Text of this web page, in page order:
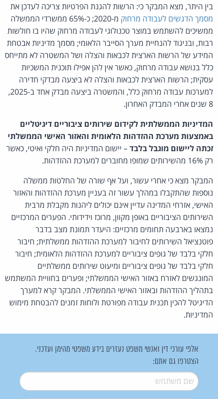
בין היתר, מצא המבקר כי: הרשות להגנת הפרטיות צריכה לעדכן את
מסמך הדגשים לעבודה מרחוק
מ-2020; כ-65% ממשרדי הממשלה
ממשיכים להשתמש במוצר טכנולוגי לעבודה מרחוק שהיו בו חולשות
רבות, ובניגוד להנחיית מערך הסייבר הלאומי; מסמך מדיניות אבטחת
המידע של הרשות הארצית לכבאות והצלה ושל המשטרה לא מתייחס
כלל בנושא עבודה מרחוק, כאשר אין להן אפילו תוכנית המשכיות
עסקית; הרשות הארצית לכבאות והצלה לא ביצעה מבדקי חדירה
למערכות עבודה מרחוק כלל, והמשטרה ביצעה מבדק אחד ב-2025,
8 שנים אחרי המבדק האחרון.
המדיניות הממשלתית לקידום שירותים ציבוריים דיגיטליים
באמצעות מערכת ההזדהות הלאומית והאזור האישי הממשלתי
זכתה ליישום מוגבל בלבד– יישום המדיניות היה חלקי ואיטי, כאשר
רק 16% מהשירותים שמופו מחוברים למערכת ההזדהות.
המבקר מצא כי אחרי עשור, ועל אף שורה של החלטות ממשלה
נוספות שהתקבלו במהלך עשור זה בעניין מערכת ההזדהות והאזור
האישי, אזרחי המדינה עדיין אינם יכולים ליהנות מקבלת מרבית
השירותים הציבוריים באופן מקוון, מרוכז וידידותי. הפערים המרכזיים
נמצאו בארבעה תחומים מרכזיים: היעדר תמונת מצב בדבר
פוטנציאל השירותים לחיבור למערכת ההזדהות ממשלתית; חיבור
חלקי בלבד של גופים ציבוריים למערכת ההזדהות הלאומית; חיבור
חלקי בלבד של גופים ציבוריים ומיעוט שירותים ממשלתיים
המונגשים לאזרח באזור האישי הממשלתי; ופערים בחוויית המשתמש
בתהליך ההזדהות ובאזור האישי הממשלתי. המבקר קרא למערך
הדיגיטל להכין תכנית עבודה מפורטת ולוחות זמנים להבטחת מימוש
המדיניות.
אלפי עורכי דין ואנשי משפט נעזרים בידע משפטי מהימן ועדכני.
הצטרפו גם אתם:
שם משתמש*